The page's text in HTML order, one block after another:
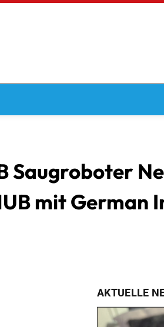
Saugroboter
mit German
AKTUELLE